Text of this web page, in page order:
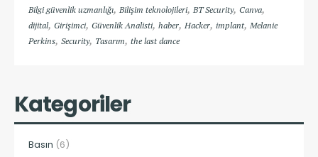
Bilgi güvenlik uzmanlığı, Bilişim teknolojileri, BT Security, Canva,
dijital, Girişimci, Güvenlik Analisti, haber, Hacker, implant, Melanie
Perkins, Security, Tasarım, the last dance
Kategoriler
Basın (6)